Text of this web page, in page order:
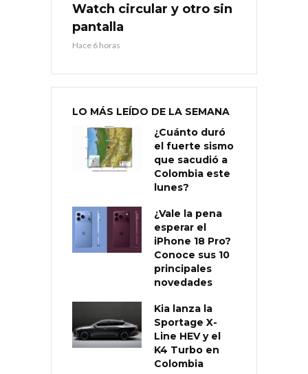
Watch circular y otro sin
pantalla
Hace 6 horas
LO MÁS LEÍDO DE LA SEMANA
¿Cuánto duró
el fuerte sismo
que sacudió a
Colombia este
lunes?
¿Vale la pena
esperar el
iPhone 18 Pro?
Conoce sus 10
principales
novedades
Kia lanza la
Sportage X-
Line HEV y el
K4 Turbo en
Colombia